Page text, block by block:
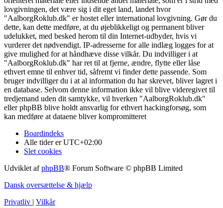
lovgivningen, det være sig i dit eget land, landet hvor
"AalborgRoklub.dk" er hostet eller international lovgivning. Gør du
dette, kan dette medføre, at du øjeblikkeligt og permanent bliver
udelukket, med besked herom til din Internet-udbyder, hvis vi
vurderer det nødvendigt. IP-adresserne for alle indlæg logges for at
give mulighed for at håndhæve disse vilkår. Du indvilliger i at
"AalborgRoklub.dk" har ret til at fjerne, ændre, flytte eller låse
ethvert emne til enhver tid, såfremt vi finder dette passende. Som
bruger indvilliger du i at al information du har skrevet, bliver lagret i
en database. Selvom denne information ikke vil blive videregivet til
tredjemand uden dit samtykke, vil hverken "AalborgRoklub.dk"
eller phpBB blive holdt ansvarlig for ethvert hackingforsøg, som
kan medføre at dataene bliver kompromitteret
Boardindeks
Alle tider erUTC+02:00
Slet cookies
Udviklet afphpBB® Forum Software © phpBB Limited
Dansk oversættelse & hjælp
Privatliv | Vilkår